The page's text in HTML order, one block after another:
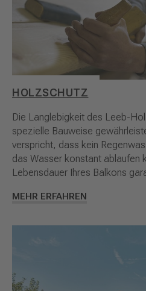
HOLZSCHUTZ
Die Langlebigkeit des Leeb-
spezielle Bauweise
verspricht, dass kein
das Wasser konstant ablaufen
Lebensdauer Ihres Balkons
MEHR ERFAHREN